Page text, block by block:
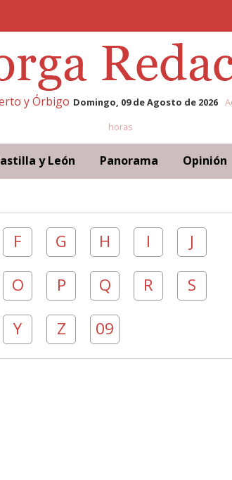
y Órbigo Domingo, 09 de Agosto de 2026
horas
y León Panorama Opinión
F G H I
J
O P Q R
S
Y Z 09